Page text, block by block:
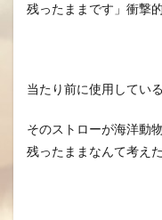
残ったままです」衝撃
当たり前に使用してい
そのストローが海洋動
残ったままなんて考え